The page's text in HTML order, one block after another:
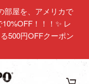
部屋を、アメリカで
！！！✨ レ
500円OFFクーポン